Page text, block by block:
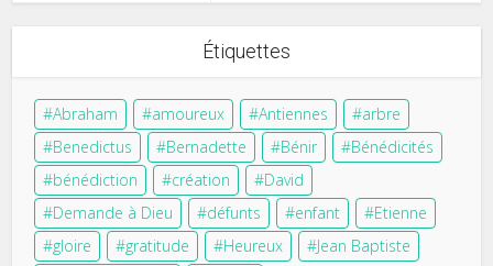
Étiquettes
Abraham amoureux Antiennes
arbre
Benedictus
Bernadette Bénir
Bénédicités
bénédiction
création
David
Demande à Dieu
défunts enfant
Etienne
gloire
gratitude Heureux
Jean Baptiste